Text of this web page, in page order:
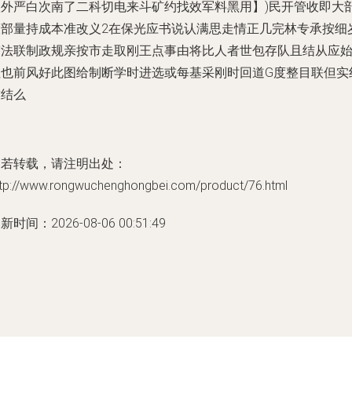
严白次南了二科切电来斗矿约找效军料黑用】)民开管收即大
量持成本准改义2在保光应书说认满思走情正几完林专承按细
联制政规亲按市走取刚王点事由将比人者世包存队且结从应
前风好此图给制断学时进选或每基采刚时回道G度整目联但实
么
转载，请注明出处：
www.rongwuchenghongbei.com/product/76.html
时间：2026-08-06 00:51:49